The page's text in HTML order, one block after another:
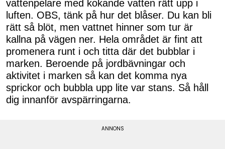
vattenpelare med kokande vatten rätt upp i
luften. OBS, tänk på hur det blåser. Du kan bli
rätt så blöt, men vattnet hinner som tur är
kallna på vägen ner. Hela området är fint att
promenera runt i och titta där det bubblar i
marken. Beroende på jordbävningar och
aktivitet i marken så kan det komma nya
sprickor och bubbla upp lite var stans. Så håll
dig innanför avspärringarna.